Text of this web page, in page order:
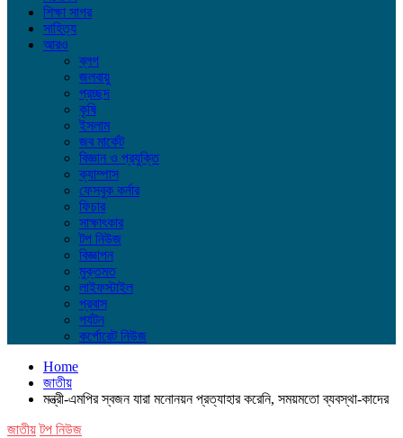
শিক্ষা সাগর
সাহিত্য
আরও
ব্লগ
জলবায়ু
প্রচ্ছদ
কৃষি
ইসলাম
জব মার্কেট
বিজ্ঞান ও প্রযুক্তি
ক্যাম্পাস
ফেসবুক কর্নার
ফিচার
সাক্ষাৎকার
টপ নিউজ
বিজ্ঞাপন
মুক্তমত
লাইফস্টাইল
প্রবাস
পর্যটন
কর্পোরেট নিউজ
Home
জাতীয়
মন্ত্রী-এমপির স্বজন যারা মনোনয়ন প্রত্যাহার করেনি, সময়মতো ব্যবস্থা-কাদের
জাতীয় টপ নিউজ